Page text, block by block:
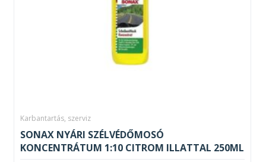
Karbantartás, szerviz
SONAX NYÁRI SZÉLVÉDŐMOSÓ
KONCENTRÁTUM 1:10 CITROM ILLATTAL 250ML